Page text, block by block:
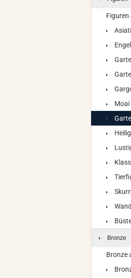
Figuren
Moai
Bronze
Bronze